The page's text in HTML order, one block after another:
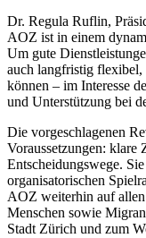
Dr. Regula Ruflin,
AOZ ist in einem
Um gute
auch langfristig
können – im Interesse
und Unterstützung bei
Die vorgeschlagenen
Voraussetzungen: klare
Entscheidungswege.
organisatorischen
AOZ weiterhin auf
Menschen sowie
Stadt Zürich und zum